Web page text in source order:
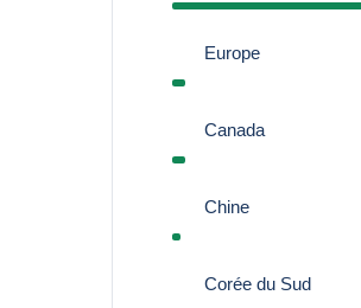
Europe
Canada
Chine
Corée du Sud